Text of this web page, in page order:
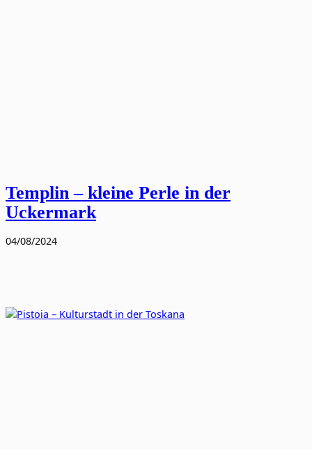
Templin – kleine Perle in der
Uckermark
04/08/2024